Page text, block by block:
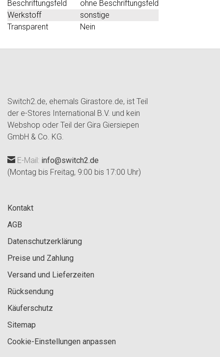
Beschriftungsfeld
ohne Beschriftungsfeld
Werkstoff
sonstige
Transparent
Nein
Switch2.de, ehemals Girastore.de, ist Teil
der e-Stores International B.V. und kein
Webshop oder Teil der Gira Giersiepen
GmbH & Co. KG.
E-Mail: info@switch2.de
(Montag bis Freitag, 9:00 bis 17:00 Uhr)
Kontakt
AGB
Datenschutzerklärung
Preise und Zahlung
Versand und Lieferzeiten
Rücksendung
Käuferschutz
Sitemap
Cookie-Einstellungen anpassen